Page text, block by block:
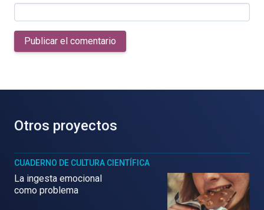
Publicar el comentario
Otros proyectos
CUADERNO DE CULTURA CIENTÍFICA
La ingesta emocional
como problema